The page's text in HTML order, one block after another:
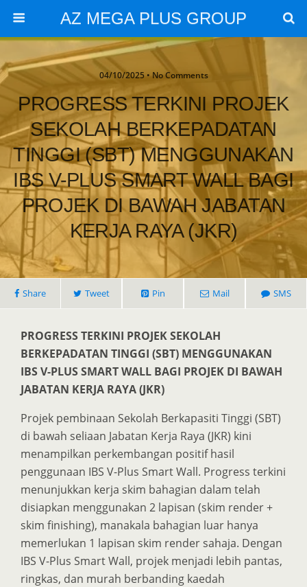
AZ MEGA PLUS GROUP
04/10/2025 • No Comments
PROGRESS TERKINI PROJEK
SEKOLAH BERKEPADATAN
TINGGI (SBT) MENGGUNAKAN
IBS V-PLUS SMART WALL BAGI
PROJEK DI BAWAH JABATAN
KERJA RAYA (JKR)
Share Tweet Pin Mail SMS
PROGRESS TERKINI PROJEK SEKOLAH
BERKEPADATAN TINGGI (SBT) MENGGUNAKAN
IBS V-PLUS SMART WALL BAGI PROJEK DI BAWAH
JABATAN KERJA RAYA (JKR)
Projek pembinaan Sekolah Berkapasiti Tinggi (SBT)
di bawah seliaan Jabatan Kerja Raya (JKR) kini
menampilkan perkembangan positif hasil
penggunaan IBS V-Plus Smart Wall. Progress terkini
menunjukkan kerja skim bahagian dalam telah
disiapkan menggunakan 2 lapisan (skim render +
skim finishing), manakala bahagian luar hanya
memerlukan 1 lapisan skim render sahaja. Dengan
IBS V-Plus Smart Wall, projek menjadi lebih pantas,
ringkas, dan murah berbanding kaedah